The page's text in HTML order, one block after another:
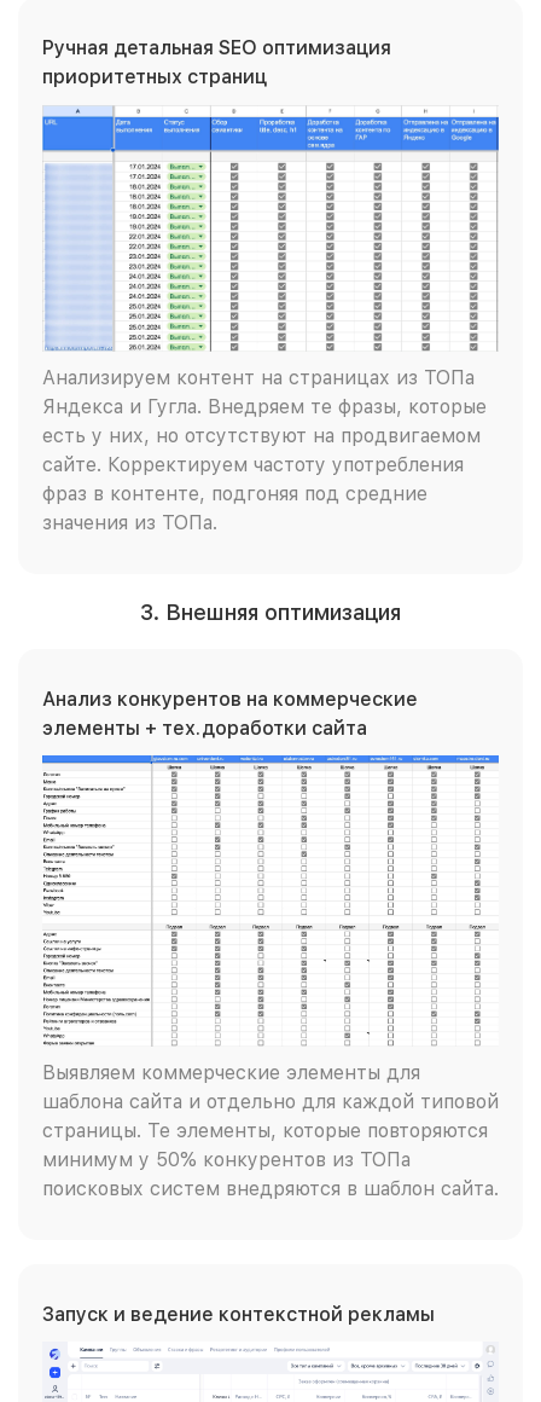
Ручная детальная SEO оптимизация
приоритетных страниц
Анализируем контент на страницах из ТОПа
Яндекса и Гугла. Внедряем те фразы, которые
есть у них, но отсутствуют на продвигаемом
сайте. Корректируем частоту употребления
фраз в контенте, подгоняя под средние
значения из ТОПа.
3. Внешняя оптимизация
Анализ конкурентов на коммерческие
элементы + тех.доработки сайта
Выявляем коммерческие элементы для
шаблона сайта и отдельно для каждой типовой
страницы. Те элементы, которые повторяются
минимум у 50% конкурентов из ТОПа
поисковых систем внедряются в шаблон сайта.
Запуск и ведение контекстной рекламы